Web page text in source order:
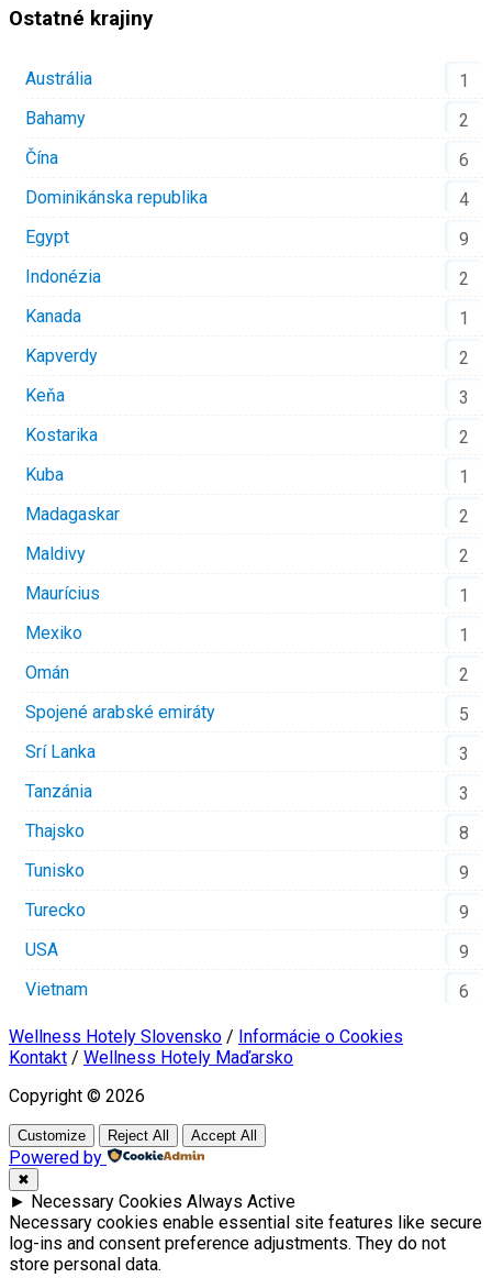
Ostatné krajiny
Austrália
1
Bahamy
2
Čína
6
Dominikánska republika
4
Egypt
9
Indonézia
2
Kanada
1
Kapverdy
2
Keňa
3
Kostarika
2
Kuba
1
Madagaskar
2
Maldivy
2
Maurícius
1
Mexiko
1
Omán
2
Spojené arabské emiráty
5
Srí Lanka
3
Tanzánia
3
Thajsko
8
Tunisko
9
Turecko
9
USA
9
Vietnam
6
Wellness Hotely Slovensko / Informácie o Cookies
Kontakt / Wellness Hotely Maďarsko
Copyright © 2026
Customize Reject All Accept All
Powered by
✖
► Necessary Cookies Always Active
Necessary cookies enable essential site features like secure
log-ins and consent preference adjustments. They do not
store personal data.